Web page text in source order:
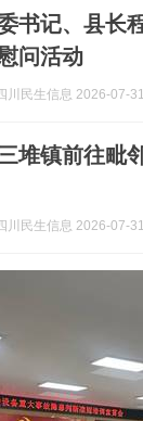
书记、县长
问活动
川民生信息 2026-07-31
堆镇前往毗
川民生信息 2026-07-31